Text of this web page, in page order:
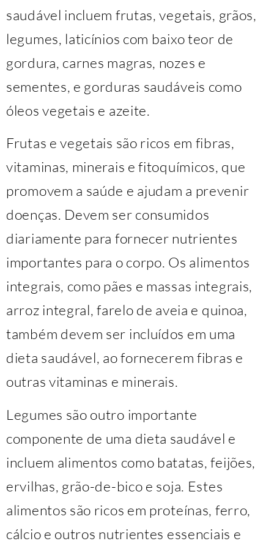
saudável incluem frutas, vegetais, grãos,
legumes, laticínios com baixo teor de
gordura, carnes magras, nozes e
sementes, e gorduras saudáveis como
óleos vegetais e azeite.
Frutas e vegetais são ricos em fibras,
vitaminas, minerais e fitoquímicos, que
promovem a saúde e ajudam a prevenir
doenças. Devem ser consumidos
diariamente para fornecer nutrientes
importantes para o corpo. Os alimentos
integrais, como pães e massas integrais,
arroz integral, farelo de aveia e quinoa,
também devem ser incluídos em uma
dieta saudável, ao fornecerem fibras e
outras vitaminas e minerais.
Legumes são outro importante
componente de uma dieta saudável e
incluem alimentos como batatas, feijões,
ervilhas, grão-de-bico e soja. Estes
alimentos são ricos em proteínas, ferro,
cálcio e outros nutrientes essenciais e